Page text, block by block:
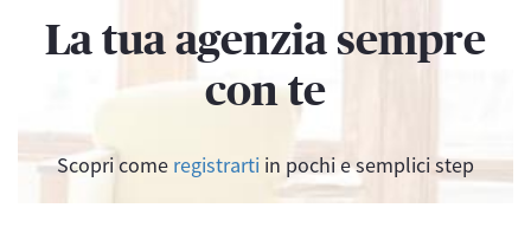
La tua agenzia sempre
con te
Scopri come registrarti in pochi e semplici step